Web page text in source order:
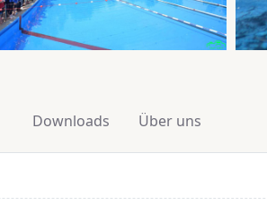
Downloads Über uns